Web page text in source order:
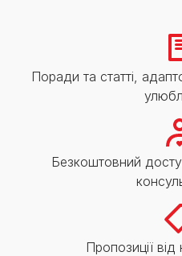
Поради та статті,
Безкоштовний
Пропозиції